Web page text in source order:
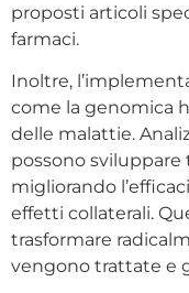
proposti articoli
farmaci.
Inoltre,
come la genomica
delle malattie.
possono
migliorando
effetti collaterali.
trasformare
vengono trattate e